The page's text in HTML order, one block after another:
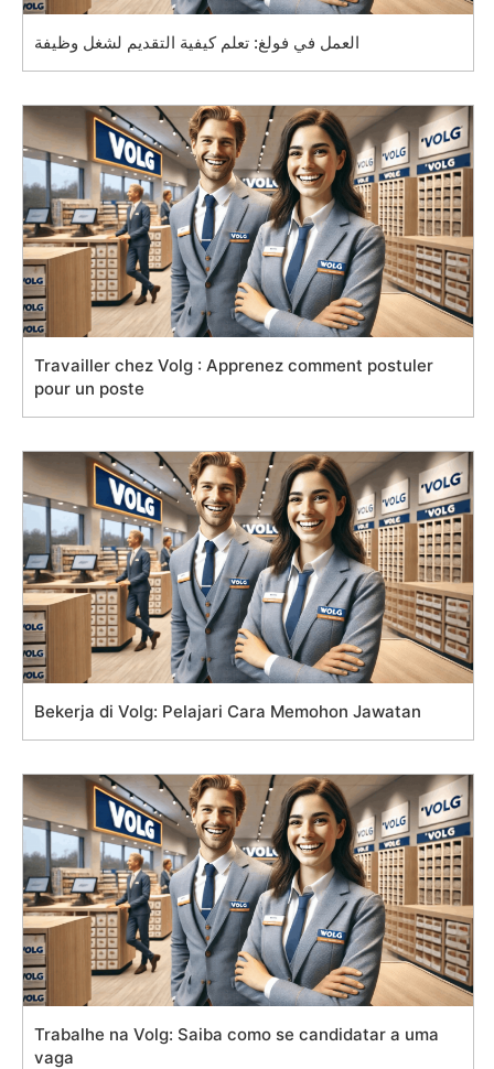
العمل في فولغ: تعلم كيفية التقديم لشغل وظيفة
Travailler chez Volg : Apprenez comment postuler
pour un poste
Bekerja di Volg: Pelajari Cara Memohon Jawatan
Trabalhe na Volg: Saiba como se candidatar a uma
vaga